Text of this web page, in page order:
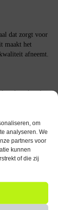
om
analyseren. We
partners voor
kunnen
of die zij
dat zorgt voor
maakt het
afneemt.
lamphouder
maakt het
van het
ruimtes. De
die in